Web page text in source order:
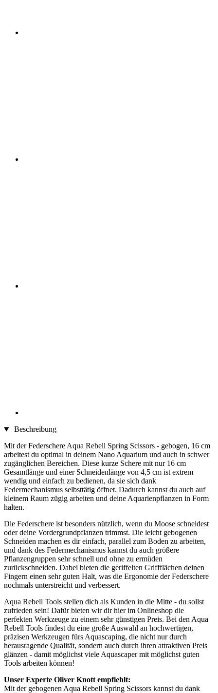
Beschreibung
Mit der Federschere Aqua Rebell Spring Scissors - gebogen, 16 cm
arbeitest du optimal in deinem Nano Aquarium und auch in schwer
zugänglichen Bereichen. Diese kurze Schere mit nur 16 cm
Gesamtlänge und einer Schneidenlänge von 4,5 cm ist extrem
wendig und einfach zu bedienen, da sie sich dank
Federmechanismus selbsttätig öffnet. Dadurch kannst du auch auf
kleinem Raum zügig arbeiten und deine Aquarienpflanzen in Form
halten.
Die Federschere ist besonders nützlich, wenn du Moose schneidest
oder deine Vordergrundpflanzen trimmst. Die leicht gebogenen
Schneiden machen es dir einfach, parallel zum Boden zu arbeiten,
und dank des Federmechanismus kannst du auch größere
Pflanzengruppen sehr schnell und ohne zu ermüden
zurückschneiden. Dabei bieten die geriffelten Griffflächen deinen
Fingern einen sehr guten Halt, was die Ergonomie der Federschere
nochmals unterstreicht und verbessert.
Aqua Rebell Tools stellen dich als Kunden in die Mitte - du sollst
zufrieden sein! Dafür bieten wir dir hier im Onlineshop die
perfekten Werkzeuge zu einem sehr günstigen Preis. Bei den Aqua
Rebell Tools findest du eine große Auswahl an hochwertigen,
präzisen Werkzeugen fürs Aquascaping, die nicht nur durch
herausragende Qualität, sondern auch durch ihren attraktiven Preis
glänzen - damit möglichst viele Aquascaper mit möglichst guten
Tools arbeiten können!
Unser Experte Oliver Knott empfiehlt:
Mit der gebogenen Aqua Rebell Spring Scissors kannst du dank